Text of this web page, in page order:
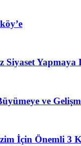
Siyaset
ve
İçin Önemli 3